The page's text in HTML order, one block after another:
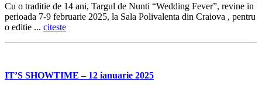
Cu o traditie de 14 ani, Targul de Nunti “Wedding Fever”, revine in
perioada 7-9 februarie 2025, la Sala Polivalenta din Craiova , pentru
o editie ... citeste
IT’S SHOWTIME – 12 ianuarie 2025